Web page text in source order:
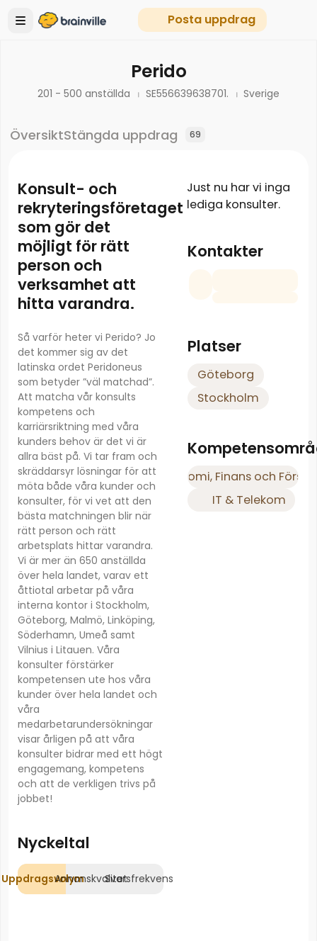
Posta uppdrag
Perido
201 - 500 anställda SE556639638701. Sverige
ÖversiktStängda uppdrag 69
Konsult- och
rekryteringsföretaget
som gör det
möjligt för rätt
person och
verksamhet att
hitta varandra.
Så varför heter vi Perido? Jo
det kommer sig av det
latinska ordet Peridoneus
som betyder ”väl matchad”.
Att matcha vår konsults
kompetens och
karriärsriktning med våra
kunders behov är det vi är
allra bäst på. Vi tar fram och
skräddarsyr lösningar för att
möta både våra kunder och
konsulter, för vi vet att den
bästa matchningen blir när
rätt person och rätt
arbetsplats hittar varandra.
Vi är mer än 650 anställda
över hela landet, varav ett
åttiotal arbetar på våra
interna kontor i Stockholm,
Göteborg, Malmö, Linköping,
Söderhamn, Umeå samt
Vilnius i Litauen. Våra
konsulter förstärker
kompetensen ute hos våra
kunder över hela landet och
våra
medarbetarundersökningar
visar årligen på att våra
konsulter bidrar med ett högt
engagemang, kompetens
och att de verkligen trivs på
jobbet!
Nyckeltal
UppdragsvolymAnnonskvalitetSvarsfrekvens
Just nu har vi inga
lediga konsulter.
Kontakter
Platser
Göteborg
Stockholm
Ekonomi, Finans och
IT & Telekom